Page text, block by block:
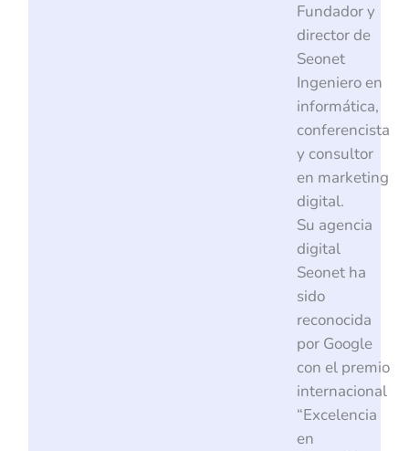
Fundador y
director de
Seonet
Ingeniero en
informática,
conferencista
y consultor
en marketing
digital.
Su agencia
digital
Seonet ha
sido
reconocida
por Google
con el premio
internacional
“Excelencia
en